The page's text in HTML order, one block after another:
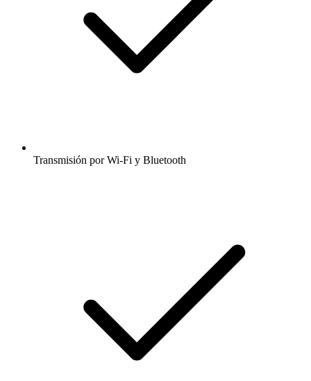
Transmisión por Wi-Fi y Bluetooth